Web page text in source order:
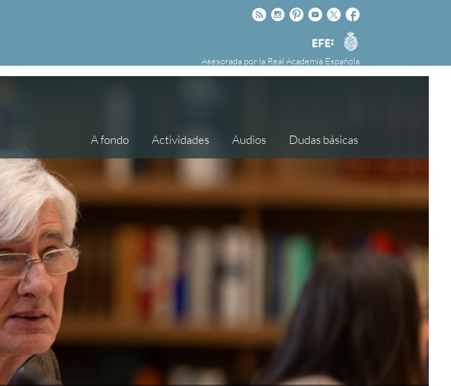
Facebook
Twitter
Youtube
Pinteres
Instagram
Rss
Agencia
EFE
Asesorada por la Real Academia Española
español en los medios de comunicación y en
Internet.
A fondo Actividades Audios Dudas básicas